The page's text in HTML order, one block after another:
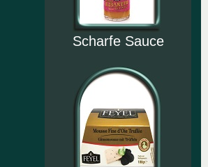
Scharfe Sauce